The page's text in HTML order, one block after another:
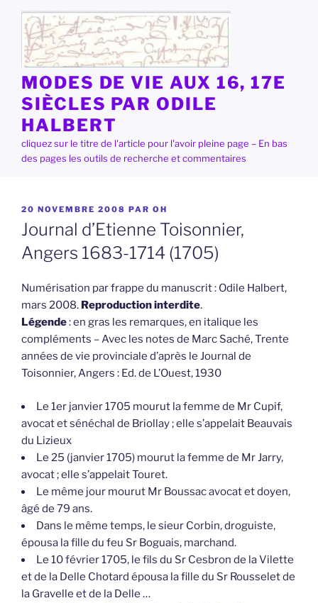
contenu
principal
MODES DE VIE AUX 16, 17E
SIÈCLES PAR ODILE
HALBERT
cliquez sur le titre de l'article pour l'avoir pleine page – En bas
des pages les outils de recherche et commentaires
PUBLIÉ
LE
20 NOVEMBRE 2008 PAR OH
Journal d’Etienne Toisonnier,
Angers 1683-1714 (1705)
Numérisation par frappe du manuscrit : Odile Halbert,
mars 2008. Reproduction interdite.
Légende: en gras les remarques, en italique les
compléments – Avec les notes de Marc Saché, Trente
années de vie provinciale d’après le Journal de
Toisonnier, Angers : Ed. de L’Ouest, 1930
Le 1er janvier 1705 mourut la femme de Mr Cupif,
avocat et sénéchal de Briollay ; elle s’appelait Beauvais
du Lizieux
Le 25 (janvier 1705) mourut la femme de Mr Jarry,
avocat ; elle s’appelait Touret.
Le même jour mourut Mr Boussac avocat et doyen,
âgé de 79 ans.
Dans le même temps, le sieur Corbin, droguiste,
épousa la fille du feu Sr Boguais, marchand.
Le 10 février 1705, le fils du Sr Cesbron de la Vilette
et de la Delle Chotard épousa la fille du Sr Rousselet de
la Gravelle et de la Delle …